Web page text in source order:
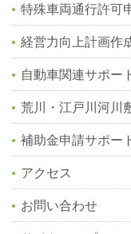
特殊車両通行許可
経営力向上計画作
自動車関連サポ
荒川・江戸川河川
補助金申請サポー
アクセス
お問い合わせ